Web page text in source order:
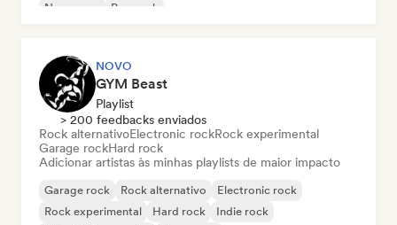
New wave
Pop rock
NOVO
GYM Beast
Playlist
> 200 feedbacks enviados
Rock alternativoElectronic rockRock experimental
Garage rockHard rock
Adicionar artistas às minhas playlists de maior impacto
Garage rock Rock alternativo
Electronic rock
Rock experimental
Hard rock
Indie rock